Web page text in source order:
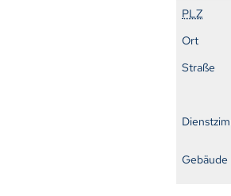
PLZ
Ort
Straße
Gebäude